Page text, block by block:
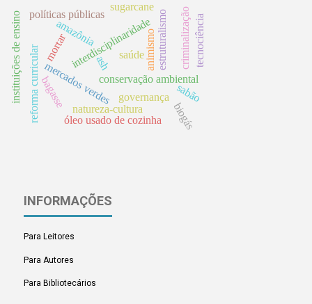
mercados verdes
ash
conservação ambiental
governança
interdisciplinaridadeestruturalismo
natureza-cultura
animismo
amazônia
bagasse
sugarcane
mortar
políticas públicas
saúde criminalização
reforma curricular
instituições de ensino sabão
biogás
óleo usado de cozinha
tecnociência
INFORMAÇÕES
Para Leitores
Para Autores
Para Bibliotecários